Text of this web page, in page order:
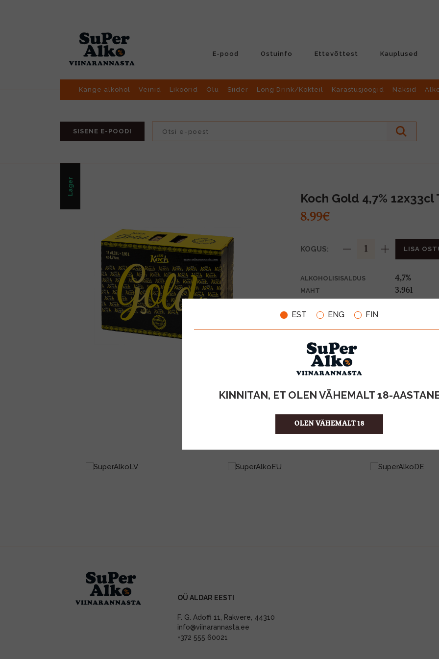
EST ENG FIN
KINNITAN, ET OLEN VÄHEMALT 18-
OLEN VÄHEMALT 18
E-pood Ostuinfo Ettevõttest Kauplused
Kange alkohol Veinid Liköörid Õlu Siider Long Drink/Kokteil Karastusjoogid Näksid
SISENE E-POODI
Lager
Koch Gold 4,7% 12x33cl
8.99€
KOGUS: LISA
ALKOHOLISISALDUS 4,7%
MAHT 3.96l
TOOTE LIIK
PANT
KOOD
KOGUS KASTIS
OÜ ALDAR EESTI
F. G. Adoffi 11, Rakvere, 44310
info@viinarannasta.ee
+372 555 60021